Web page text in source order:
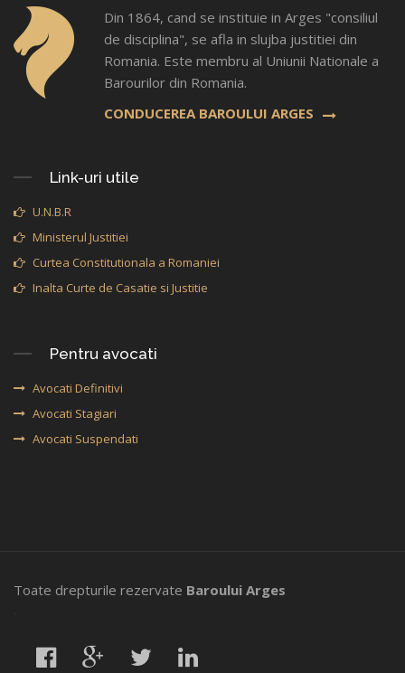
Din 1864, cand se instituie in Arges "consiliul
de disciplina", se afla in slujba justitiei din
Romania. Este membru al Uniunii Nationale a
Barourilor din Romania.
CONDUCEREA BAROULUI ARGES
Link-uri utile
U.N.B.R
Ministerul Justitiei
Curtea Constitutionala a Romaniei
Inalta Curte de Casatie si Justitie
Pentru avocati
Avocati Definitivi
Avocati Stagiari
Avocati Suspendati
Toate drepturile rezervate Baroului Arges